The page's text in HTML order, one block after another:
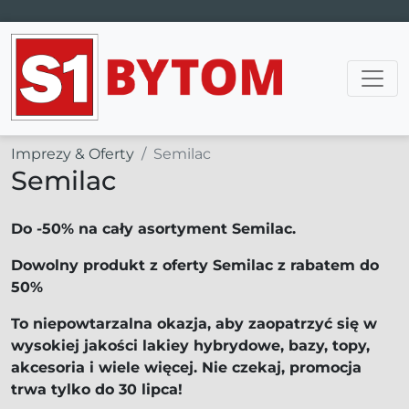
Main Navigation
Imprezy & Oferty Semilac
Semilac
Do -50% na cały asortyment Semilac.
Dowolny produkt z oferty Semilac z rabatem do
50%
To niepowtarzalna okazja, aby zaopatrzyć się w
wysokiej jakości lakiey hybrydowe, bazy, topy,
akcesoria i wiele więcej. Nie czekaj, promocja
trwa tylko do 30 lipca!